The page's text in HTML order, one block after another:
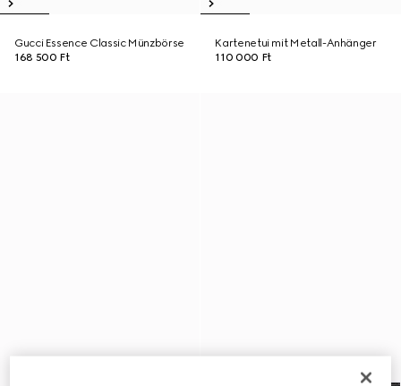
Gucci Essence Classic Münzbörse
168 500 Ft
Kartenetui mit Metall-Anhänger
110 000 Ft